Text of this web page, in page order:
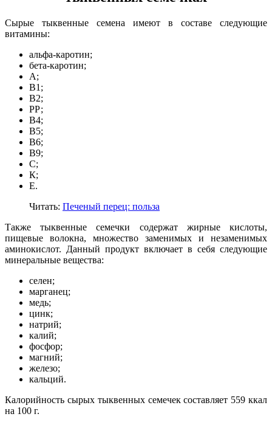
Сырые тыквенные семена имеют в составе следующие
витамины:
альфа-каротин;
бета-каротин;
А;
В1;
В2;
РР;
В4;
В5;
В6;
В9;
С;
К;
Е.
Читать: Печеный перец: польза
Также тыквенные семечки содержат жирные кислоты,
пищевые волокна, множество заменимых и незаменимых
аминокислот. Данный продукт включает в себя следующие
минеральные вещества:
селен;
марганец;
медь;
цинк;
натрий;
калий;
фосфор;
магний;
железо;
кальций.
Калорийность сырых тыквенных семечек составляет 559 ккал
на 100 г.